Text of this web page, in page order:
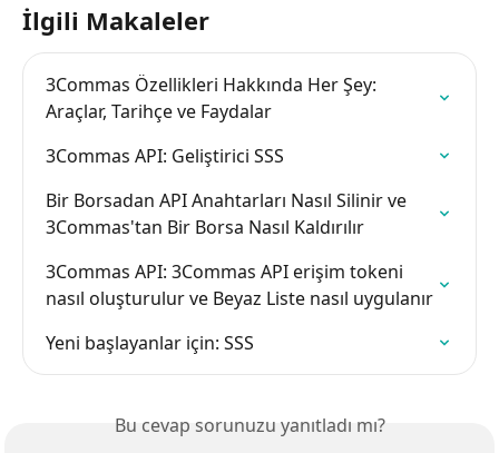
İlgili Makaleler
3Commas Özellikleri Hakkında Her Şey:
Araçlar, Tarihçe ve Faydalar
3Commas API: Geliştirici SSS
Bir Borsadan API Anahtarları Nasıl Silinir ve
3Commas'tan Bir Borsa Nasıl Kaldırılır
3Commas API: 3Commas API erişim tokeni
nasıl oluşturulur ve Beyaz Liste nasıl uygulanır
Yeni başlayanlar için: SSS
Bu cevap sorunuzu yanıtladı mı?